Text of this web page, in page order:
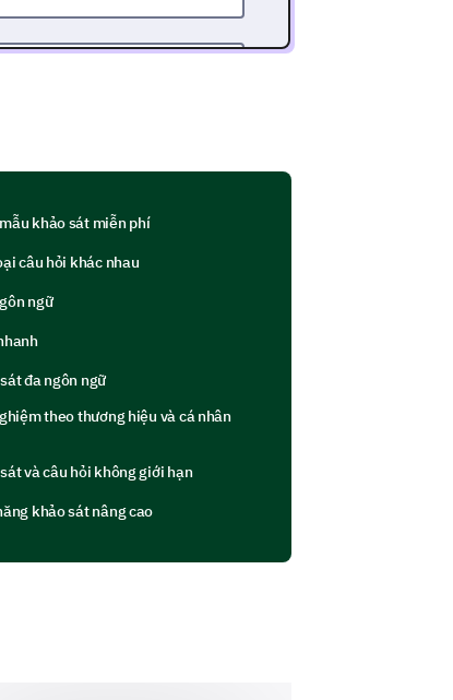
different aspects of our
khảo sát miễn phí
câu hỏi khác nhau
ngữ
đa ngôn ngữ
theo thương hiệu và cá nhân
và câu hỏi không giới hạn
khảo sát nâng cao